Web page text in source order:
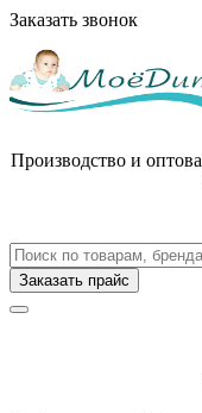
Заказать звонок
Производство и
Заказать прайс